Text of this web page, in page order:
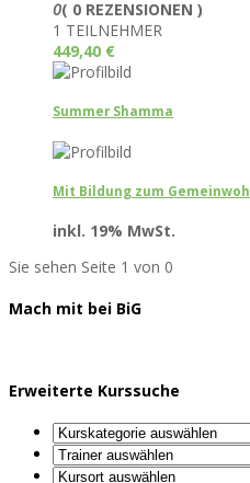
0( 0 REZENSIONEN )
1 TEILNEHMER
449,40 €
Summer Shamma
Mit Bildung zum Gemeinwohl
inkl. 19% MwSt.
Sie sehen Seite 1 von 0
Mach mit bei BiG
Erweiterte Kurssuche